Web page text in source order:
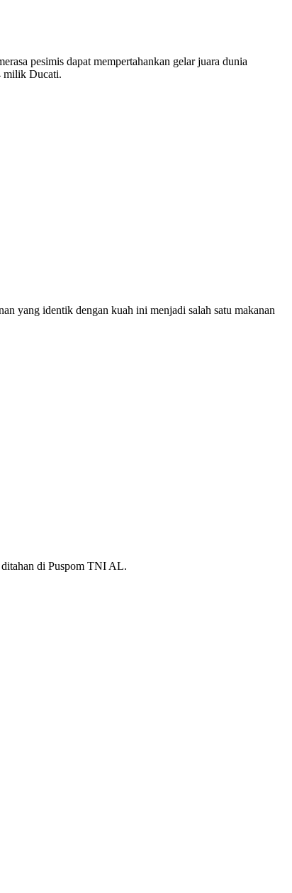
pesimis dapat mempertahankan gelar juara dunia
milik Ducati.
yang identik dengan kuah ini menjadi salah satu makanan
di Puspom TNI AL.